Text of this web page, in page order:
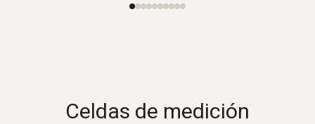
Celdas de medición